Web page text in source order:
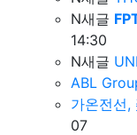
N새글
14:30
N새글
ABL
가온전선,
07